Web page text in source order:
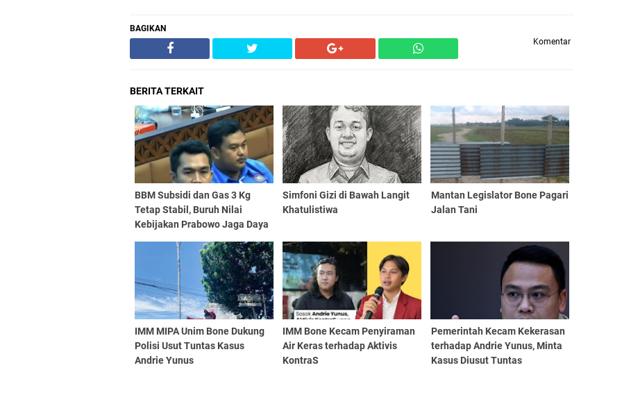
BAGIKAN
Komentar
BERITA TERKAIT
BBM Subsidi dan Gas 3 Kg
Tetap Stabil, Buruh Nilai
Kebijakan Prabowo Jaga Daya
​Simfoni Gizi di Bawah Langit
Khatulistiwa
Mantan Legislator Bone Pagari
Jalan Tani
IMM MIPA Unim Bone Dukung
Polisi Usut Tuntas Kasus
Andrie Yunus
IMM Bone Kecam Penyiraman
Air Keras terhadap Aktivis
KontraS
Pemerintah Kecam Kekerasan
terhadap Andrie Yunus, Minta
Kasus Diusut Tuntas